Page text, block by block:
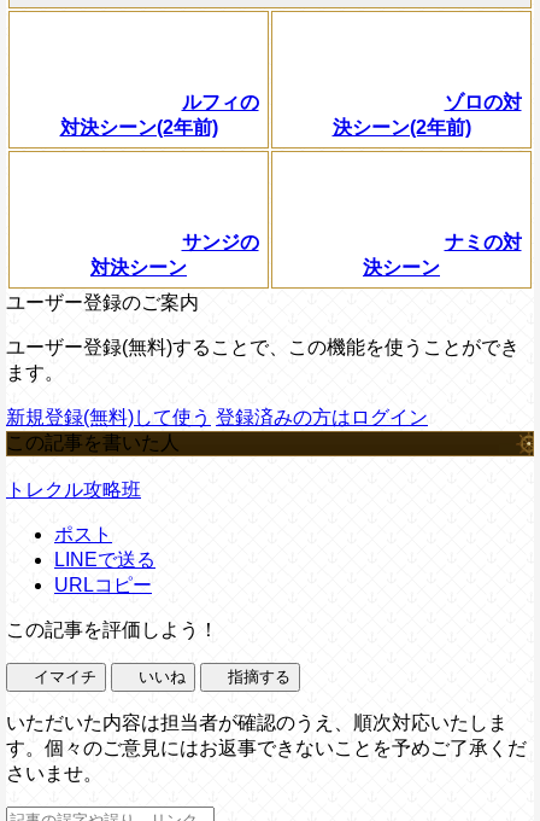
ルフィの
対決シーン(2年前)
ゾロの対
決シーン(2年前)
サンジの
対決シーン
ナミの対
決シーン
ユーザー登録のご案内
ユーザー登録(無料)することで、この機能を使うことができ
ます。
新規登録(無料)して使う 登録済みの方はログイン
この記事を書いた人
トレクル攻略班
ポスト
LINEで送る
URLコピー
この記事を評価しよう！
イマイチ いいね 指摘する
いただいた内容は担当者が確認のうえ、順次対応いたしま
す。個々のご意見にはお返事できないことを予めご了承くだ
さいませ。